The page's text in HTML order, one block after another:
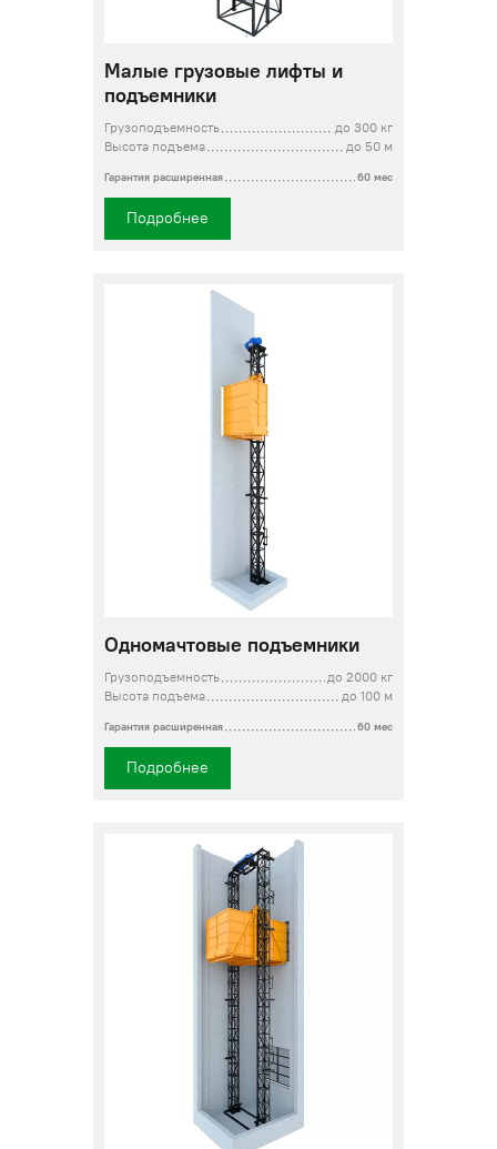
Малые грузовые лифты и
подъемники
Грузоподъемность
до 300 кг
Высота подъема
до 50 м
Гарантия расширенная 60 мес
Подробнее
Одномачтовые подъемники
Грузоподъемность
до 2000 кг
Высота подъема
до 100 м
Гарантия расширенная 60 мес
Подробнее